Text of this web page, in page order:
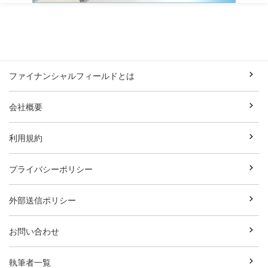
ファイナンシャルフィールドとは
会社概要
利用規約
プライバシーポリシー
外部送信ポリシー
お問い合わせ
執筆者一覧